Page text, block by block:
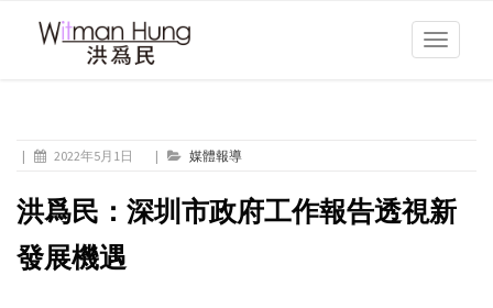
Toggle
| 2022年5月1日 | 媒體報導
洪爲民：深圳市政府工作報告透視新
發展機遇